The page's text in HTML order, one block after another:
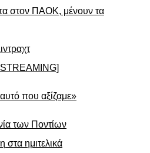
στον ΠΑΟΚ, μένουν τα
που αξίζαμε»
των Ποντίων
ημιτελικά